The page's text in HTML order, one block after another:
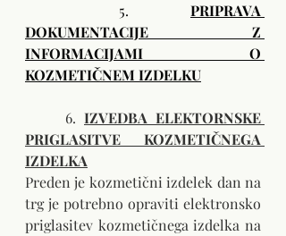
5.
PRIPRAVA
DOKUMENTACIJE Z
INFORMACIJAMI O
KOZMETIČNEM IZDELKU
	6.
IZVEDBA ELEKTORNSKE
PRIGLASITVE KOZMETIČNEGA
IZDELKA
Preden je kozmetični izdelek dan na
trg je potrebno opraviti elektronsko
priglasitev kozmetičnega izdelka na